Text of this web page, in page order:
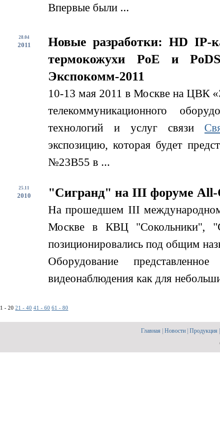
Впервые были ...
28.04
2011
Новые разработки: HD IP-
термокожухи PoE и
Экспокомм-2011
10-13 мая 2011 в Москве на ЦВК
телекоммуникационного
технологий и услуг связи
экспозицию, которая будет
№23B55 в ...
25.11
2010 "Сигранд" на III форуме All-
На прошедшем III
Москве в КВЦ "Сокольники",
позиционировались под общим
Оборудование
видеонаблюдения как для
1 - 20 21 - 40 41 - 60 61 - 80
Главная Новости Продукция